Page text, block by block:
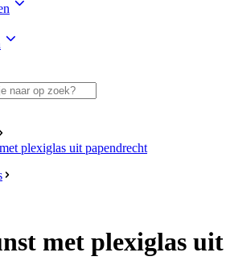
plexiglas uit papendrecht
met plexiglas